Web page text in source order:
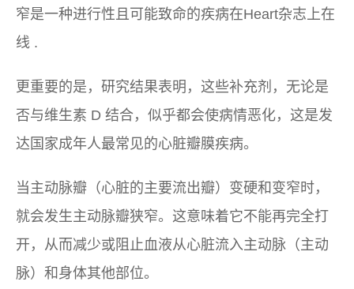
窄是一种进行性且可能致命的疾病在Heart杂志上在
线 .
更重要的是，研究结果表明，这些补充剂，无论是
否与维生素 D 结合，似乎都会使病情恶化，这是发
达国家成年人最常见的心脏瓣膜疾病。
当主动脉瓣（心脏的主要流出瓣）变硬和变窄时，
就会发生主动脉瓣狭窄。这意味着它不能再完全打
开，从而减少或阻止血液从心脏流入主动脉（主动
脉）和身体其他部位。